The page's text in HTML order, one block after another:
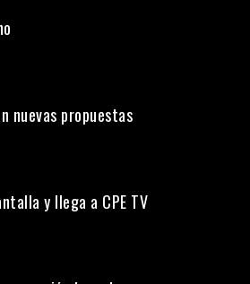
nuevas propuestas
y llega a CPE TV